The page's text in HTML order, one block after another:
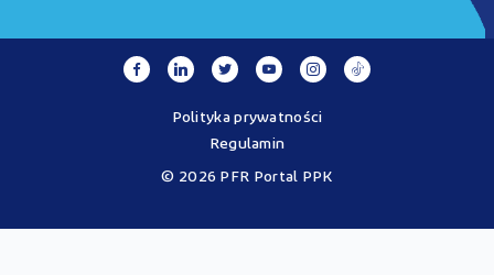
© 2026 PFR Portal PPK
Polityka prywatności
Regulamin